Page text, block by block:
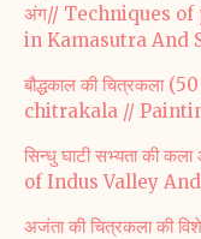
अंग// Techniques
in Kamasutra And
बौद्धकाल की
chitrakala //
सिन्धु घाटी सभ्यता की कला
of Indus Valley
अजंता की चित्रकला की